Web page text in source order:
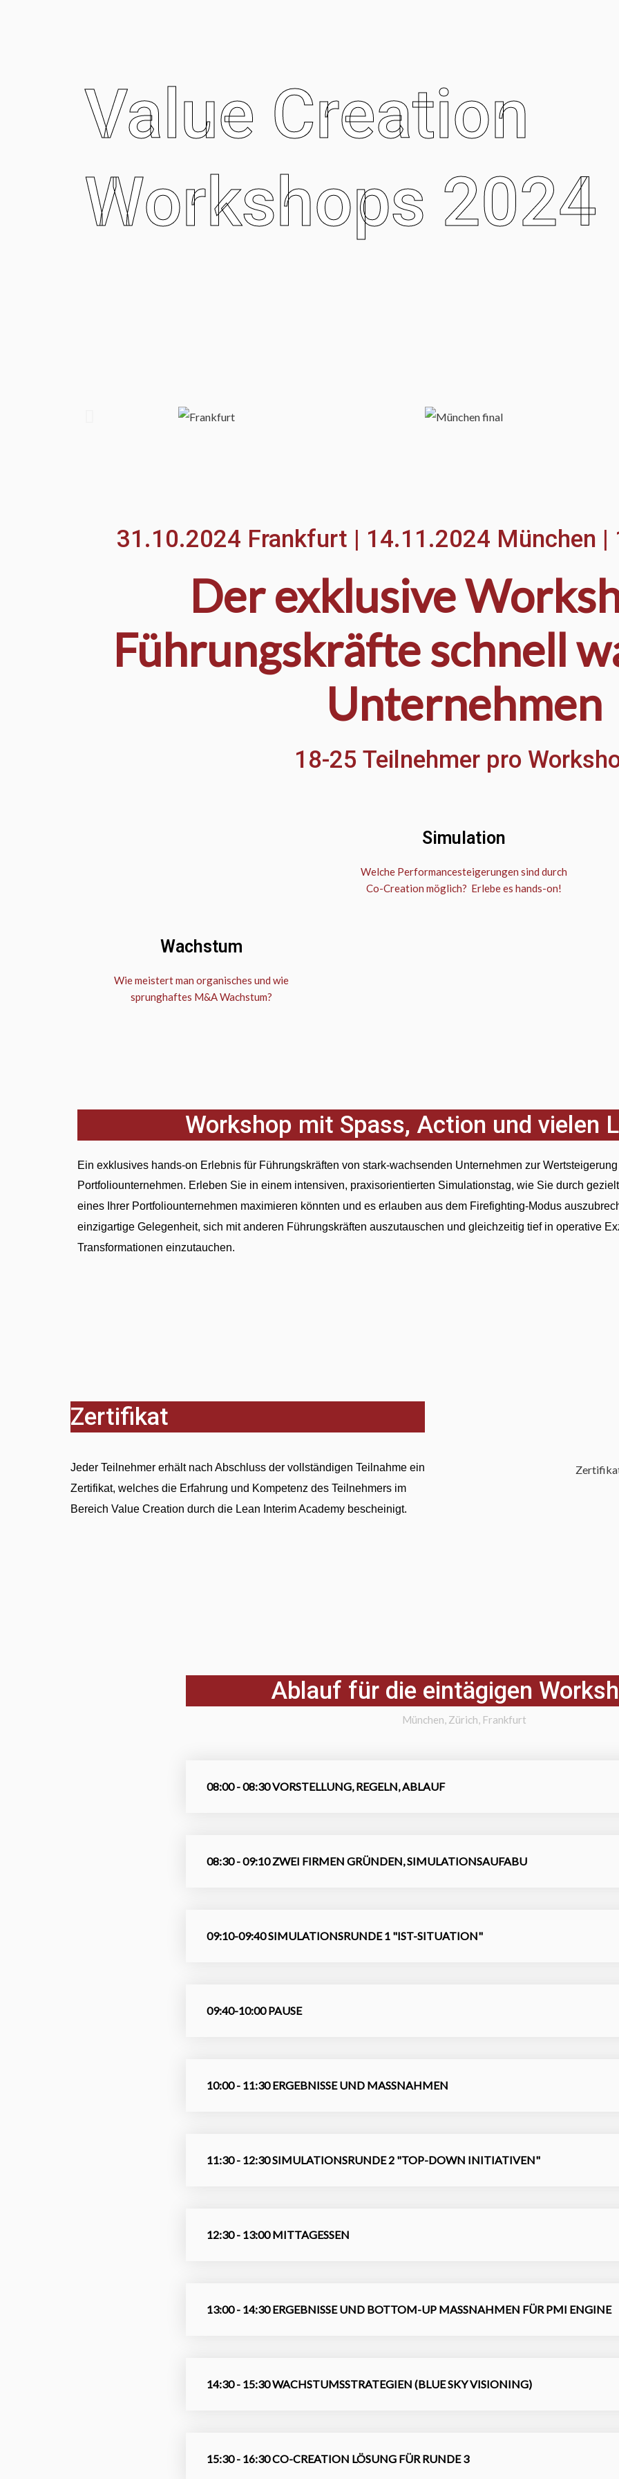
Value Creation
Workshops 2024
31.10.2024 Frankfurt | 14.11.2024 München |
Der exklusive
Führungskräfte schnell
Unternehmen
18-25 Teilnehmer pro
Simulation
Welche Performancesteigerungen sind durch
Co-Creation möglich? Erlebe es hands-on!
Wachstum
Wie meistert man organisches und wie
sprunghaftes M&A Wachstum?
Workshop mit Spass, Action und vielen
Ein exklusives hands-on Erlebnis für Führungskräften von stark-wachsenden Unternehmen zur
Portfoliounternehmen. Erleben Sie in einem intensiven, praxisorientierten Simulationstag, wie Sie durch
eines Ihrer Portfoliounternehmen maximieren könnten und es erlauben aus dem Firefighting-Modus
einzigartige Gelegenheit, sich mit anderen Führungskräften auszutauschen und gleichzeitig tief in operative
Transformationen einzutauchen.
Zertifikat
Jeder Teilnehmer erhält nach Abschluss der vollständigen Teilnahme ein
Zertifikat, welches die Erfahrung und Kompetenz des Teilnehmers im
Bereich Value Creation durch die Lean Interim Academy bescheinigt.
Ablauf für die eintägigen
München, Zürich, Frankfurt
08:00 - 08:30 VORSTELLUNG, REGELN, ABLAUF
08:30 - 09:10 ZWEI FIRMEN GRÜNDEN, SIMULATIONSAUFABU
09:10-09:40 SIMULATIONSRUNDE 1 "IST-SITUATION"
09:40-10:00 PAUSE
10:00 - 11:30 ERGEBNISSE UND MASSNAHMEN
11:30 - 12:30 SIMULATIONSRUNDE 2 "TOP-DOWN INITIATIVEN"
12:30 - 13:00 MITTAGESSEN
13:00 - 14:30 ERGEBNISSE UND BOTTOM-UP MASSNAHMEN FÜR PMI ENGINE
14:30 - 15:30 WACHSTUMSSTRATEGIEN (BLUE SKY VISIONING)
15:30 - 16:30 CO-CREATION LÖSUNG FÜR RUNDE 3